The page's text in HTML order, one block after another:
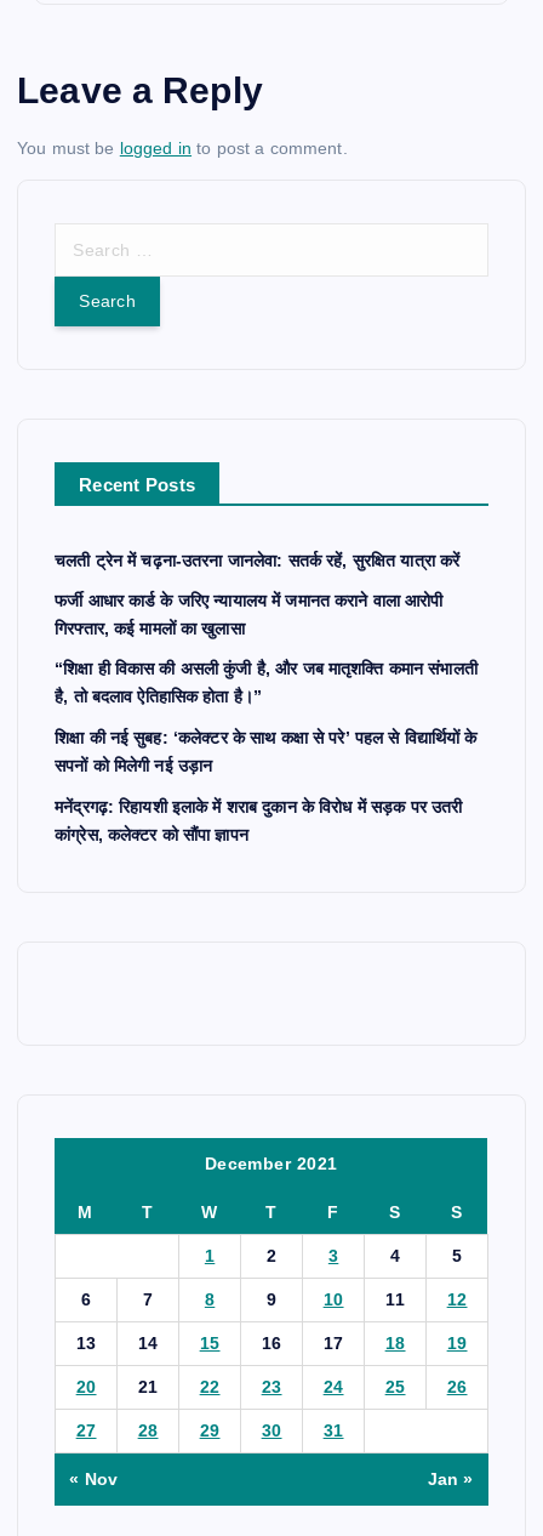
Leave a Reply
You must be logged in to post a comment.
r
Recent Posts
चलती ट्रेन में चढ़ना-उतरना जानलेवा: सतर्क रहें, सुरक्षित यात्रा करें
फर्जी आधार कार्ड के जरिए न्यायालय में जमानत कराने वाला आरोपी
गिरफ्तार, कई मामलों का खुलासा
“शिक्षा ही विकास की असली कुंजी है, और जब मातृशक्ति कमान संभालती
है, तो बदलाव ऐतिहासिक होता है।”
शिक्षा की नई सुबह: ‘कलेक्टर के साथ कक्षा से परे’ पहल से विद्यार्थियों के
सपनों को मिलेगी नई उड़ान
मनेंद्रगढ़: रिहायशी इलाके में शराब दुकान के विरोध में सड़क पर उतरी
कांग्रेस, कलेक्टर को सौंपा ज्ञापन
December 2021
M T W T F S S
1 2 3 4 5
6 7 8 9 10 11 12
13 14 15 16 17 18 19
20 21 22 23 24 25 26
27 28 29 30 31
« Nov Jan »